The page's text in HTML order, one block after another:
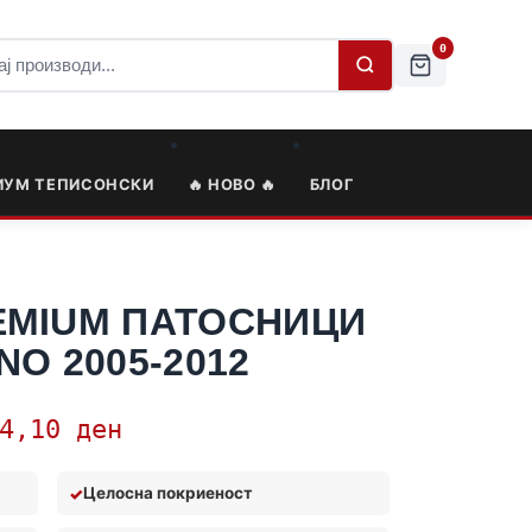
0
ТЕПИСОНСКИ 🔥 НОВО 🔥 БЛОГ
ПАТОСНИЦИ
2005-2012
ден
Целосна покриеност